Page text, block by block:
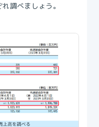
調べましょう。